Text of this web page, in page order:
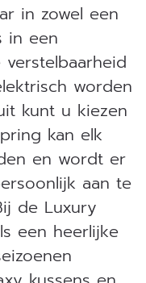
in zowel een
in een
worden
kunt u kiezen
kan elk
en wordt er
aan te
de Luxury
een heerlijke